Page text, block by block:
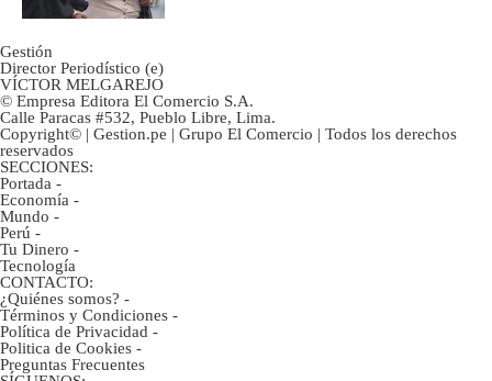
Gestión
Director Periodístico (e)
VÍCTOR MELGAREJO
© Empresa Editora El Comercio S.A.
Calle Paracas #532, Pueblo Libre, Lima.
Copyright© | Gestion.pe | Grupo El Comercio | Todos los derechos
reservados
SECCIONES:
Portada -
Economía -
Mundo -
Perú -
Tu Dinero -
Tecnología
CONTACTO:
¿Quiénes somos? -
Términos y Condiciones -
Política de Privacidad -
Politica de Cookies -
Preguntas Frecuentes